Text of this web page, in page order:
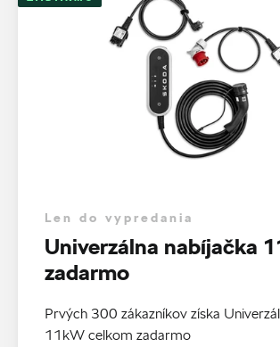
Len do vypredania
Univerzálna nabíjačka
zadarmo
Prvých 300 zákazníkov získa
11kW celkom zadarmo